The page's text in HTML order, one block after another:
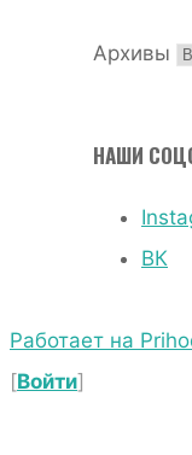
Архивы
НАШИ
ВК
Работает на
[Войти]